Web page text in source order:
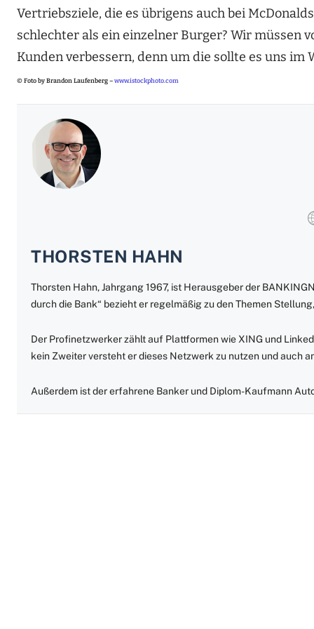
Vertriebsziele, die es übrigens auch bei
schlechter als ein einzelner Burger? Wir müssen
Kunden verbessern, denn um die sollte es uns im
© Foto by Brandon Laufenberg – www.istockphoto.com
THORSTEN HAHN
Thorsten Hahn, Jahrgang 1967, ist Herausgeber der
durch die Bank“ bezieht er regelmäßig zu den Themen
Der Profinetzwerker zählt auf Plattformen wie XING und
kein Zweiter versteht er dieses Netzwerk zu nutzen und auch
Außerdem ist der erfahrene Banker und Diplom-Kaufmann